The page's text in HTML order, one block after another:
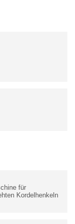
für
Kordelhenkeln